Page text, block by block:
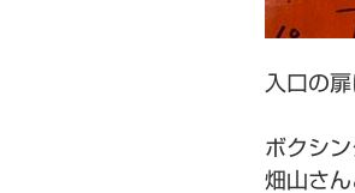
入口の扉
ボクシ
畑山さん